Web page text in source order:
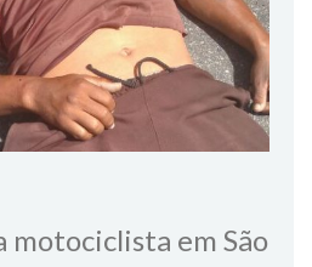
motociclista em São